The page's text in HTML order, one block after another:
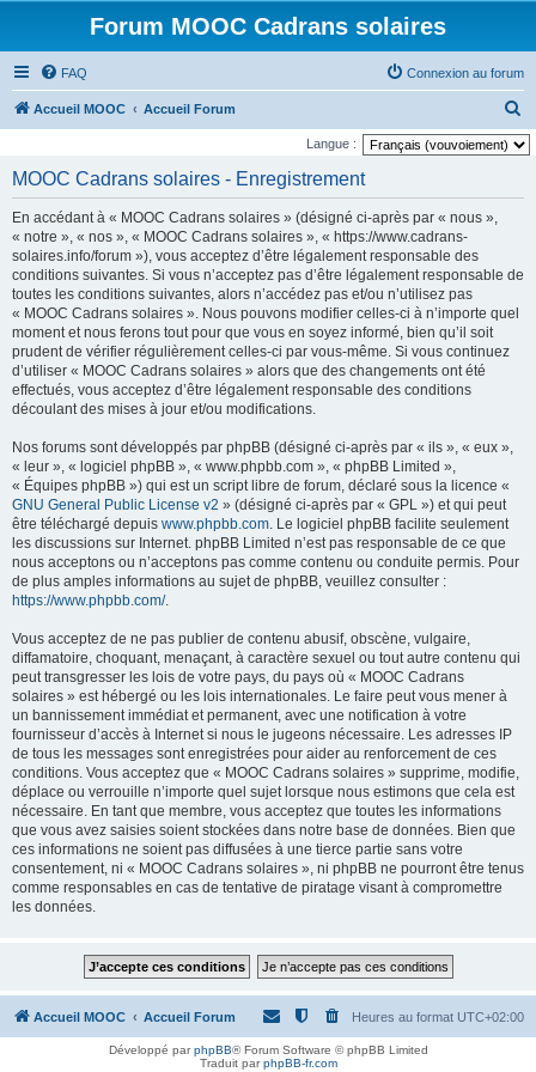
Forum MOOC Cadrans solaires
FAQ Connexion au forum
Accueil MOOC Accueil Forum
e
Langue :
MOOC Cadrans solaires - Enregistrement
En accédant à « MOOC Cadrans solaires » (désigné ci-après par « nous »,
« notre », « nos », « MOOC Cadrans solaires », « https://www.cadrans-
solaires.info/forum »), vous acceptez d’être légalement responsable des
conditions suivantes. Si vous n’acceptez pas d’être légalement responsable de
toutes les conditions suivantes, alors n’accédez pas et/ou n’utilisez pas
« MOOC Cadrans solaires ». Nous pouvons modifier celles-ci à n’importe quel
moment et nous ferons tout pour que vous en soyez informé, bien qu’il soit
prudent de vérifier régulièrement celles-ci par vous-même. Si vous continuez
d’utiliser « MOOC Cadrans solaires » alors que des changements ont été
effectués, vous acceptez d’être légalement responsable des conditions
découlant des mises à jour et/ou modifications.
Nos forums sont développés par phpBB (désigné ci-après par « ils », « eux »,
« leur », « logiciel phpBB », « www.phpbb.com », « phpBB Limited »,
« Équipes phpBB ») qui est un script libre de forum, déclaré sous la licence «
GNU General Public License v2 » (désigné ci-après par « GPL ») et qui peut
être téléchargé depuis www.phpbb.com. Le logiciel phpBB facilite seulement
les discussions sur Internet. phpBB Limited n’est pas responsable de ce que
nous acceptons ou n’acceptons pas comme contenu ou conduite permis. Pour
de plus amples informations au sujet de phpBB, veuillez consulter :
https://www.phpbb.com/.
Vous acceptez de ne pas publier de contenu abusif, obscène, vulgaire,
diffamatoire, choquant, menaçant, à caractère sexuel ou tout autre contenu qui
peut transgresser les lois de votre pays, du pays où « MOOC Cadrans
solaires » est hébergé ou les lois internationales. Le faire peut vous mener à
un bannissement immédiat et permanent, avec une notification à votre
fournisseur d’accès à Internet si nous le jugeons nécessaire. Les adresses IP
de tous les messages sont enregistrées pour aider au renforcement de ces
conditions. Vous acceptez que « MOOC Cadrans solaires » supprime, modifie,
déplace ou verrouille n’importe quel sujet lorsque nous estimons que cela est
nécessaire. En tant que membre, vous acceptez que toutes les informations
que vous avez saisies soient stockées dans notre base de données. Bien que
ces informations ne soient pas diffusées à une tierce partie sans votre
consentement, ni « MOOC Cadrans solaires », ni phpBB ne pourront être tenus
comme responsables en cas de tentative de piratage visant à compromettre
les données.
Accueil MOOC Accueil Forum Heures au format UTC+02:00
Développé parphpBB® Forum Software © phpBB Limited
Traduit parphpBB-fr.com